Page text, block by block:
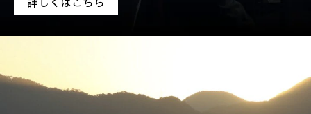
詳しくはこちら